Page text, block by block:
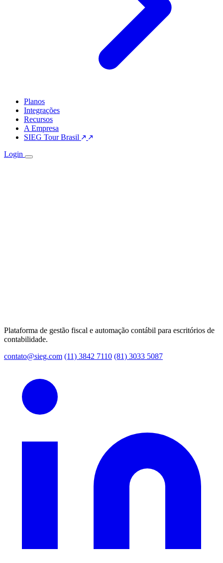
Planos
Integrações
Recursos
A Empresa
SIEG Tour Brasil
Login
Plataforma de gestão fiscal e automação contábil para escritórios de
contabilidade.
contato@sieg.com (11) 3842 7110 (81) 3033 5087